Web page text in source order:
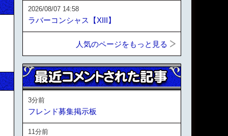
2026/08/07 14:58
ラバーコンシャス【XIII】
人気のページをもっと見る
3分前
フレンド募集掲示板
11分前